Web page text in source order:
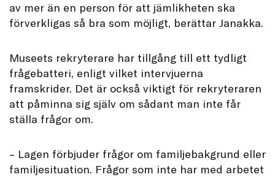
av mer än en person för att jämlikheten ska
förverkligas så bra som möjligt, berättar Janakka.
Museets rekryterare har tillgång till ett tydligt
frågebatteri, enligt vilket intervjuerna
framskrider. Det är också viktigt för rekryteraren
att påminna sig själv om sådant man inte får
ställa frågor om.
– Lagen förbjuder frågor om familjebakgrund eller
familjesituation. Frågor som inte har med arbetet